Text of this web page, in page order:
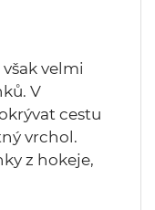
velmi
V
cestu
vrchol.
z hokeje,